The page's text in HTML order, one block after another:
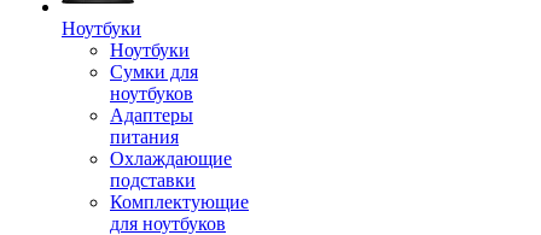
Ноутбуки
Ноутбуки
Сумки для
ноутбуков
Адаптеры
питания
Охлаждающие
подставки
Комплектующие
для ноутбуков